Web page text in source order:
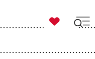

taz zahl ich